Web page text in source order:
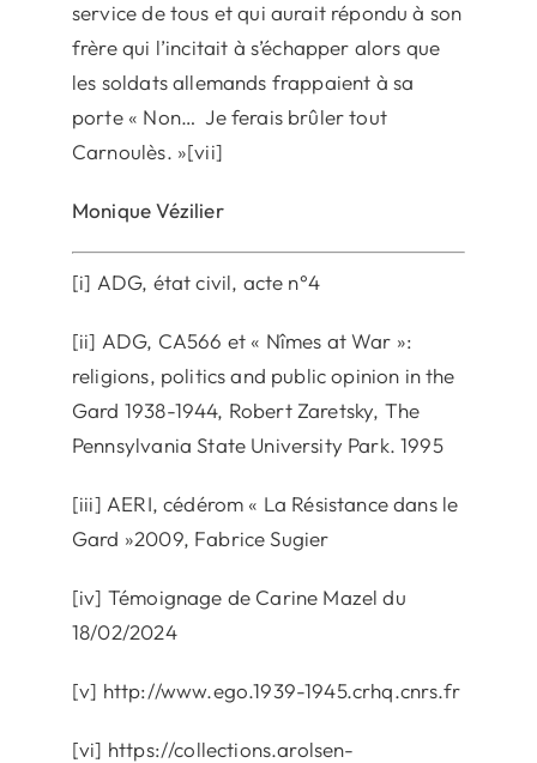
service de tous et qui aurait répondu à son
frère qui l’incitait à s’échapper alors que
les soldats allemands frappaient à sa
porte « Non… Je ferais brûler tout
Carnoulès. »[vii]
Monique Vézilier
[i] ADG, état civil, acte n°4
[ii] ADG, CA566 et « Nîmes at War »:
religions, politics and public opinion in the
Gard 1938-1944, Robert Zaretsky, The
Pennsylvania State University Park. 1995
[iii] AERI, cédérom « La Résistance dans le
Gard »2009, Fabrice Sugier
[iv] Témoignage de Carine Mazel du
18/02/2024
[v] http://www.ego.1939-1945.crhq.cnrs.fr
[vi] https://collections.arolsen-